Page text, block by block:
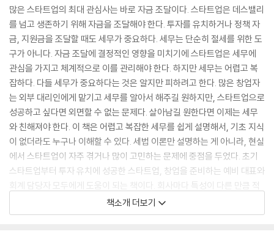
많은 스타트업의 최대 관심사는 바로 자금 조달이다. 스타트업은 데스밸리
를 넘고 생존하기 위해 자금을 조달해야 한다. 투자를 유치하거나 정책 자
금, 지원금을 조달할 때도 세무가 중요하다. 세무는 단순히 절세를 위한 도
구가 아니다. 자금 조달에 결정적인 영향을 미치기에 스타트업은 세무에
관심을 가지고 체계적으로 이를 관리해야 한다. 하지만 세무는 어렵고 복
잡하다. 다들 세무가 중요하다는 것은 알지만 피하려고 한다. 많은 창업자
는 외부 대리인에게 맡기고 세무를 알아서 해주길 원하지만, 스타트업으로
성공하고 싶다면 외면할 수 없는 문제다. 살아남길 원한다면 이제는 세무
와 친해져야 한다. 이 책은 어렵고 복잡한 세무를 쉽게 설명해서, 기초 지식
이 없더라도 누구나 이해할 수 있다. 세법 이론만 설명하는 게 아니라, 현실
에서 스타트업이 자주 겪거나 많이 고민하는 문제에 중점을 두었다. 초기
스타트업부터 투자 유치에 성공한 스타트업, 창업을 준비하는 예비 대표와
회계 담당자 모두에게 도움이 되는 책이다. 회사마다 특성이 다른 만큼 적
합한 자금 조달 방식은 다를 것이다. 이 책으로 세무를 기본적으로 이해한
후 각자의 회사 상황에 맞게 적용한다면 큰 도움이 될 것이다.
책소개 더보기